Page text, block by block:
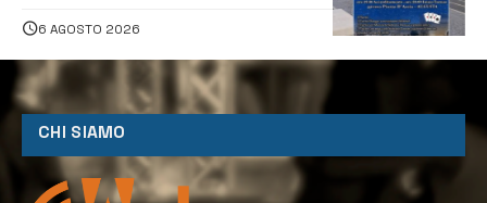
6 AGOSTO 2026
CHI SIAMO